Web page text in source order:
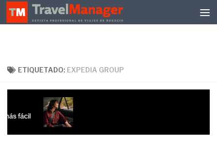
Debajo del contenido
ETIQUETADO: EXPEDIA GROUP